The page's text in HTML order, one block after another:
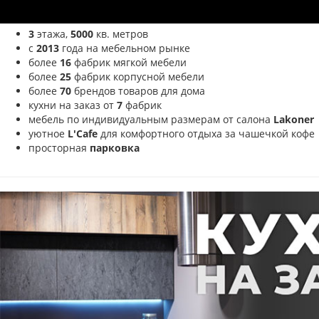
3 этажа, 5000 кв. метров
с 2013 года на мебельном рынке
более 16 фабрик мягкой мебели
более 25 фабрик корпусной мебели
более 70 брендов товаров для дома
кухни на заказ от 7 фабрик
мебель по индивидуальным размерам от салона Lakoner
уютное L'Cafe для комфортного отдыха за чашечкой кофе
просторная парковка